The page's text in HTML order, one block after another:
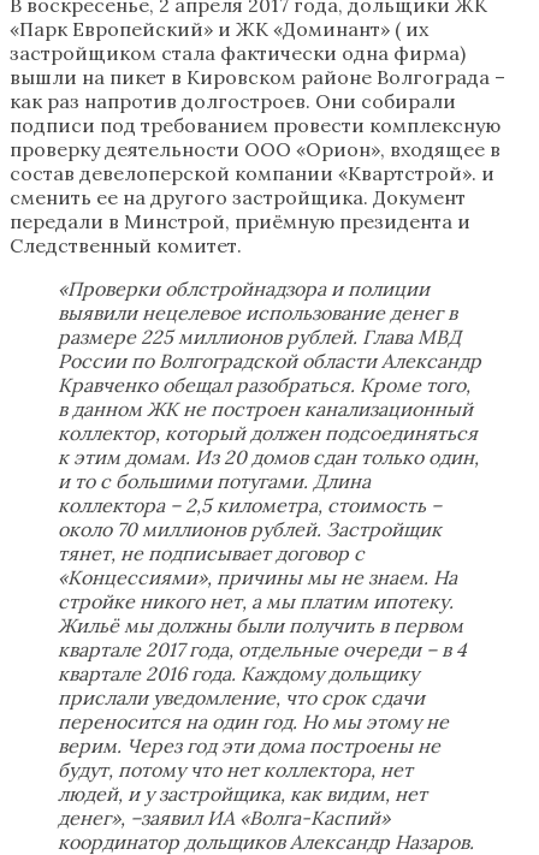
«Парк Европейский» и ЖК «Доминант» ( их
застройщиком стала фактически одна фирма)
вышли на пикет в Кировском районе Волгограда –
как раз напротив долгостроев. Они собирали
подписи под требованием провести комплексную
проверку деятельности ООО «Орион», входящее в
состав девелоперской компании «Квартстрой». и
сменить ее на другого застройщика. Документ
передали в Минстрой, приёмную президента и
Следственный комитет.
«Проверки облстройнадзора и полиции
выявили нецелевое использование денег в
размере 225 миллионов рублей. Глава МВД
России по Волгоградской области Александр
Кравченко обещал разобраться. Кроме того,
в данном ЖК не построен канализационный
коллектор, который должен подсоединяться
к этим домам. Из 20 домов сдан только один,
и то с большими потугами. Длина
коллектора – 2,5 километра, стоимость –
около 70 миллионов рублей. Застройщик
тянет, не подписывает договор с
«Концессиями», причины мы не знаем. На
стройке никого нет, а мы платим ипотеку.
Жильё мы должны были получить в первом
квартале 2017 года, отдельные очереди – в 4
квартале 2016 года. Каждому дольщику
прислали уведомление, что срок сдачи
переносится на один год. Но мы этому не
верим. Через год эти дома построены не
будут, потому что нет коллектора, нет
людей, и у застройщика, как видим, нет
денег», –заявил ИА «Волга-Каспий»
координатор дольщиков Александр Назаров.